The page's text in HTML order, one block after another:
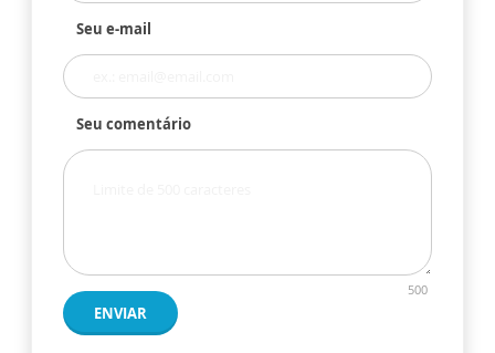
Seu e-mail
Seu comentário
500
ENVIAR